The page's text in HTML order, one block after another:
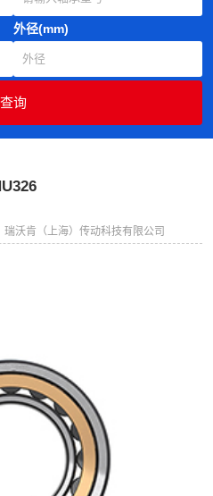
外径(mm)
瑞沃肯（上海）传动科技有限公司